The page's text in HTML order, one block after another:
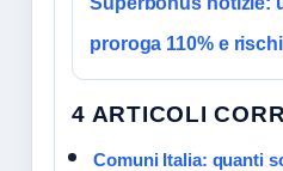
proroga 110% e
4 ARTICOLI
Comuni Italia: quanti